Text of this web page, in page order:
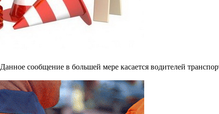
Данное сообщение в большей мере касается водителей